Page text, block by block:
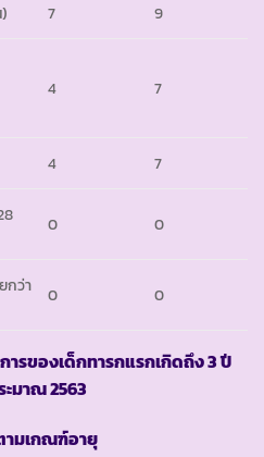
7 9
4 7
4 7
0 0
กว่า
0 0
รของเด็กทารกแรกเกิดถึง3 ปี
มาณ 2563
มเกณฑ์อายุ